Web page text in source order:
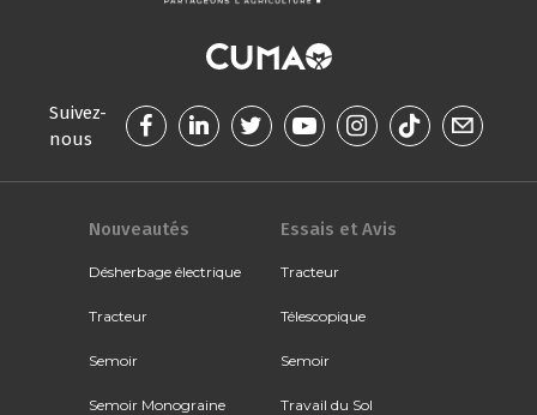
Suivez-
nous
Nouveautés
Désherbage électrique
Tracteur
Semoir
Semoir Monograine
Essais et Avis
Tracteur
Télescopique
Semoir
Travail du Sol